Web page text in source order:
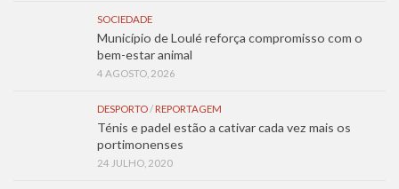
SOCIEDADE
Município de Loulé reforça compromisso com o
bem-estar animal
4 AGOSTO, 2026
DESPORTO/ REPORTAGEM
Ténis e padel estão a cativar cada vez mais os
portimonenses
24 JULHO, 2020